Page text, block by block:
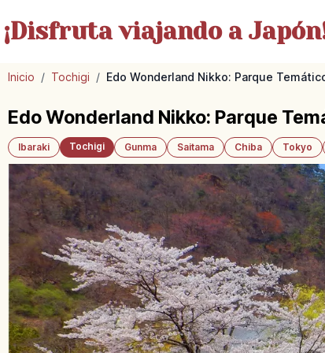
¡Disfrutaviajando a
Inicio / Tochigi / Edo Wonderland Nikko: Parque
Edo Wonderland Nikko: Parque
Ibaraki Tochigi Gunma Saitama Chiba Tokyo